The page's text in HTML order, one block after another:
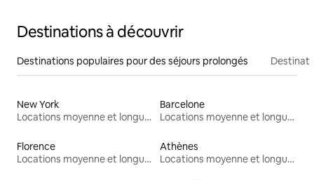
Destinations à découvrir
Destinations populaires pour des séjours prolongés
New York
Locations moyenne et longue durée
Barcelone
Locations moyenne et longue durée
Florence
Locations moyenne et longue durée
Athènes
Locations moyenne et longue durée